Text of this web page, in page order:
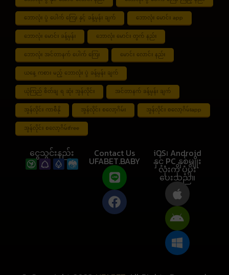
ဘောလုံး ပွဲ ပေါက် ကြေး နှင့် ခန့်မှန်း ချက် ဘောလုံး မောင်း app
ဘောလုံး မောင်း ခန့်မှန်း ဘောလုံး မောင်း တွက် နည်း
ဘောလုံး အင်တာနက် ပေါက် ကြေး မောင်း လောင်း နည်း
ယနေ့ ကစား မည့် ဘောလုံး ပွဲ ခန့်မှန်း ချက်
ယုံကြည် စိတ်ချ ရ ဆုံး အွန်လိုင်း အင်တာနက် ခန့်မှန်း ချက်
အွန်လိုင်း ကာစီနို အွန်လိုင်း စလော့ဂိမ်း အွန်လိုင်း စလော့ဂိမ်းapp
အွန်လိုင်း စလော့ဂိမ်းfree
ငွေသွင်းနည်း Contact Us
UFABET.BABY
iOS၊ Android
နှင့် PC နှစ်မျိုး
လုံးကို ပံ့ပိုး
ပေးသည်။